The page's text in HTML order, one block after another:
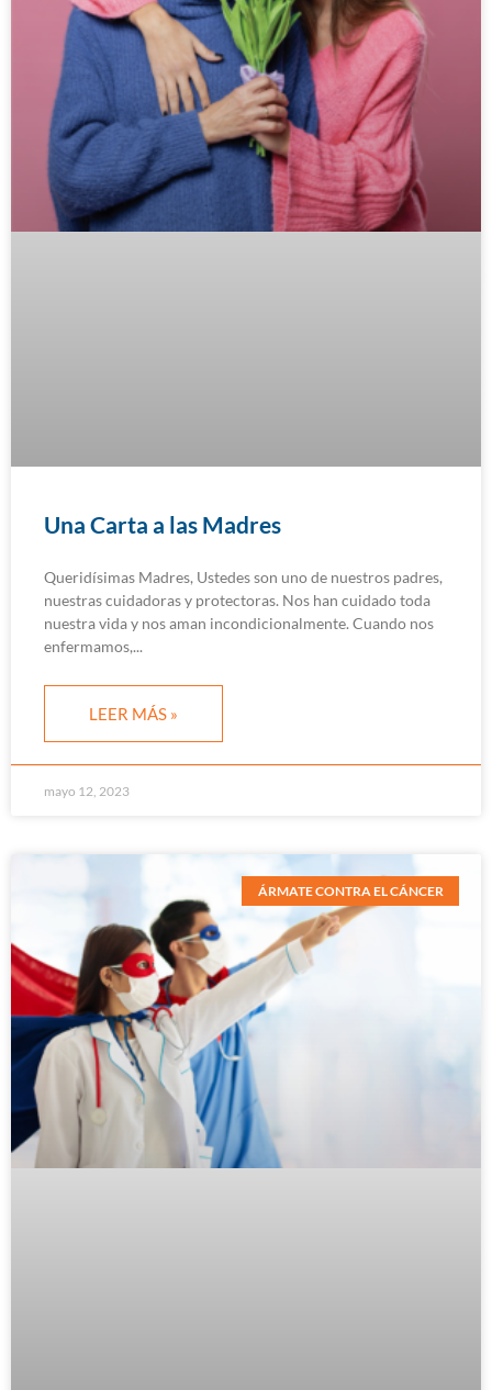
Una Carta a las Madres
Queridísimas Madres, Ustedes son uno de nuestros padres,
nuestras cuidadoras y protectoras. Nos han cuidado toda
nuestra vida y nos aman incondicionalmente. Cuando nos
enfermamos,
LEER MÁS »
mayo 12, 2023
ÁRMATE CONTRA EL CÁNCER